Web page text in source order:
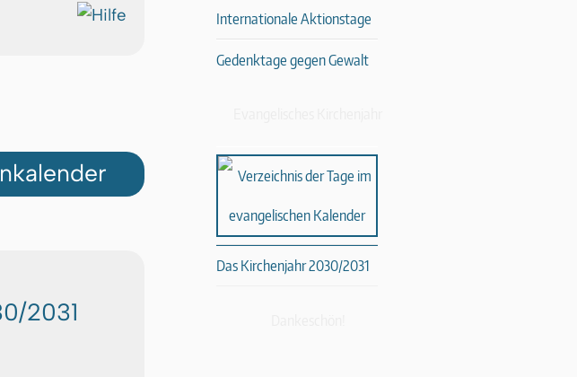
2031
Internationale Aktionstage
Gedenktage gegen Gewalt
Das Kirchenjahr 2030/2031